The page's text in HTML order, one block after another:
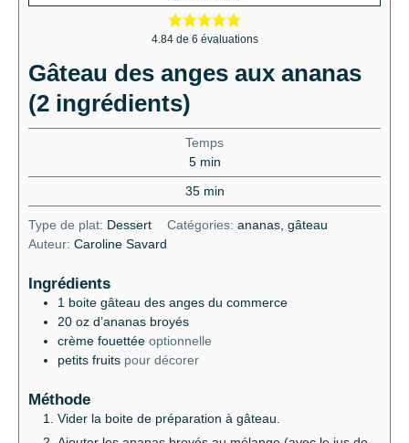
4.84de 6 évaluations
Gâteau des anges aux ananas
(2 ingrédients)
Temps
5 min
35 min
Type de plat: Dessert Catégories:ananas, gâteau
Auteur: Caroline Savard
Ingrédients
1 boite gâteau des anges du commerce
20 oz d’ananas broyés
crème fouettée optionnelle
petits fruits pour décorer
Méthode
Vider la boite de préparation à gâteau.